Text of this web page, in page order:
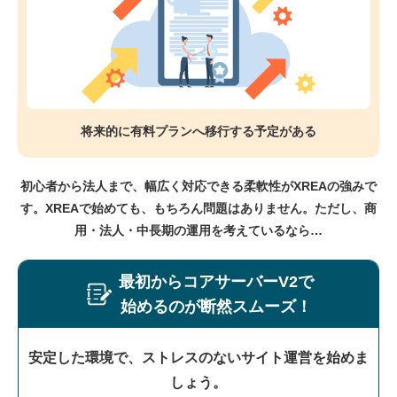
将来的に有料プランへ移行する予定がある
初心者から法人まで、幅広く対応できる柔軟性がXREAの強みで
す。 XREAで始めても、もちろん問題はありません。 ただし、商
用・法人・中長期の運用を考えているなら…
最初からコアサーバーV2で
始めるのが断然スムーズ！
安定した環境で、ストレスのないサイト運営を始めま
しょう。